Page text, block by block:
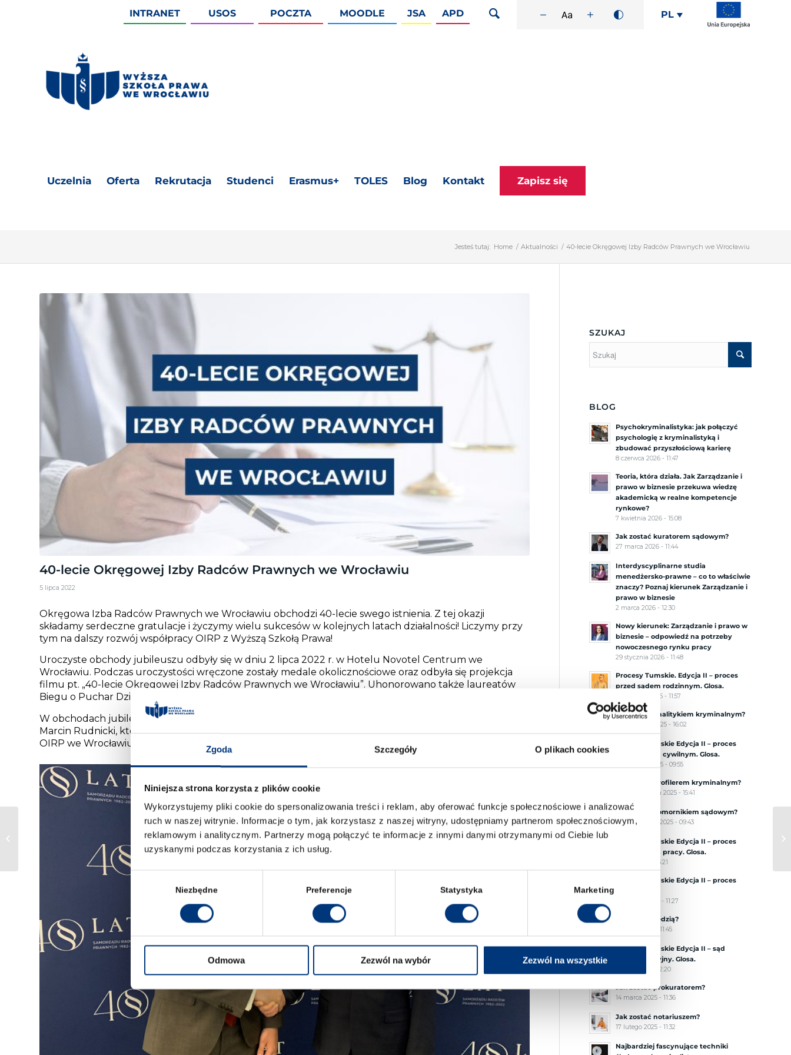
Zgoda Szczegóły O plikach cookies
Niniejsza strona korzysta z plików cookie
Wykorzystujemy pliki cookie do spersonalizowania treści i reklam, aby oferować funkcje społecznościowe i analizować
ruch w naszej witrynie. Informacje o tym, jak korzystasz z naszej witryny, udostępniamy partnerom społecznościowym,
reklamowym i analitycznym. Partnerzy mogą połączyć te informacje z innymi danymi otrzymanymi od Ciebie lub
uzyskanymi podczas korzystania z ich usług.
Wybór
Niezbędne Preferencje Statystyka Marketing
Odmowa Zezwól na wybór Zezwól na wszystkie
INTRANET USOS POCZTA MOODLE JSA APD PL
Uczelnia Oferta Rekrutacja Studenci Erasmus+ TOLES Blog Kontakt Zapisz się
Jesteś tutaj: Home / Aktualności / 40-lecie Okręgowej Izby Radców Prawnych we Wrocławiu
40-lecie Okręgowej Izby Radców Prawnych we Wrocławiu
5 lipca 2022
Okręgowa Izba Radców Prawnych we Wrocławiu obchodzi 40-lecie swego istnienia. Z tej okazji
składamy serdeczne gratulacje i życzymy wielu sukcesów w kolejnych latach działalności! Liczymy przy
tym na dalszy rozwój współpracy OIRP z Wyższą Szkołą Prawa!
Uroczyste obchody jubileuszu odbyły się w dniu 2 lipca 2022 r. w Hotelu Novotel Centrum we
Wrocławiu. Podczas uroczystości wręczone zostały medale okolicznościowe oraz odbyła się projekcja
filmu pt. „40-lecie Okręgowej Izby Radców Prawnych we Wrocławiu”. Uhonorowano także laureatów
Biegu o Puchar Dziekana OIRP we Wrocławiu .
W obchodach jubileuszu 40-lecia istnienia samorządu uczestniczył Prorektor ds. dydaktyki WSP dr
Marcin Rudnicki, który przynależy do wrocławskiego samorządu radcowskiego (na zdjęciu z Dziekanem
OIRP we Wrocławiu dr. hab. Tomaszem Schefflerem).
SZUKAJ
BLOG
Psychokryminalistyka: jak połączyć
psychologię z kryminalistyką i
zbudować przyszłościową karierę
8 czerwca 2026 - 11:47
Teoria, która działa. Jak Zarządzanie i
prawo w biznesie przekuwa wiedzę
akademicką w realne kompetencje
rynkowe?
7 kwietnia 2026 - 15:08
Jak zostać kuratorem sądowym?
27 marca 2026 - 11:44
Interdyscyplinarne studia
menedżersko-prawne – co to właściwie
znaczy? Poznaj kierunek Zarządzanie i
prawo w biznesie
2 marca 2026 - 12:30
Nowy kierunek: Zarządzanie i prawo w
biznesie – odpowiedź na potrzeby
nowoczesnego rynku pracy
29 stycznia 2026 - 11:48
Procesy Tumskie. Edycja II – proces
przed sądem rodzinnym. Glosa.
18 grudnia 2025 - 11:57
Jak zostać analitykiem kryminalnym?
20 listopada 2025 - 16:02
Procesy Tumskie Edycja II – proces
przed sądem cywilnym. Glosa.
6 listopada 2025 - 09:55
Jak zostać profilerem kryminalnym?
17 października 2025 - 15:41
Jak zostać komornikiem sądowym?
1 października 2025 - 09:43
Procesy Tumskie Edycja II – proces
przed sądem pracy. Glosa.
3 lipca 2025 - 13:21
Procesy Tumskie Edycja II – proces
2 czerwca 2025 - 11:27
Jak zostać sędzią?
10 maja 2025 - 11:45
Procesy Tumskie Edycja II – sąd
administracyjny. Glosa.
5 maja 2025 - 12:20
Jak zostać prokuratorem?
14 marca 2025 - 11:36
Jak zostać notariuszem?
17 lutego 2025 - 11:32
Najbardziej fascynujące techniki